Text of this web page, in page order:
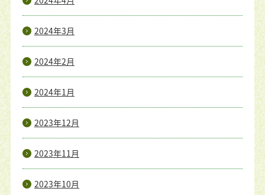
2024年3月
2024年2月
2024年1月
2023年12月
2023年11月
2023年10月